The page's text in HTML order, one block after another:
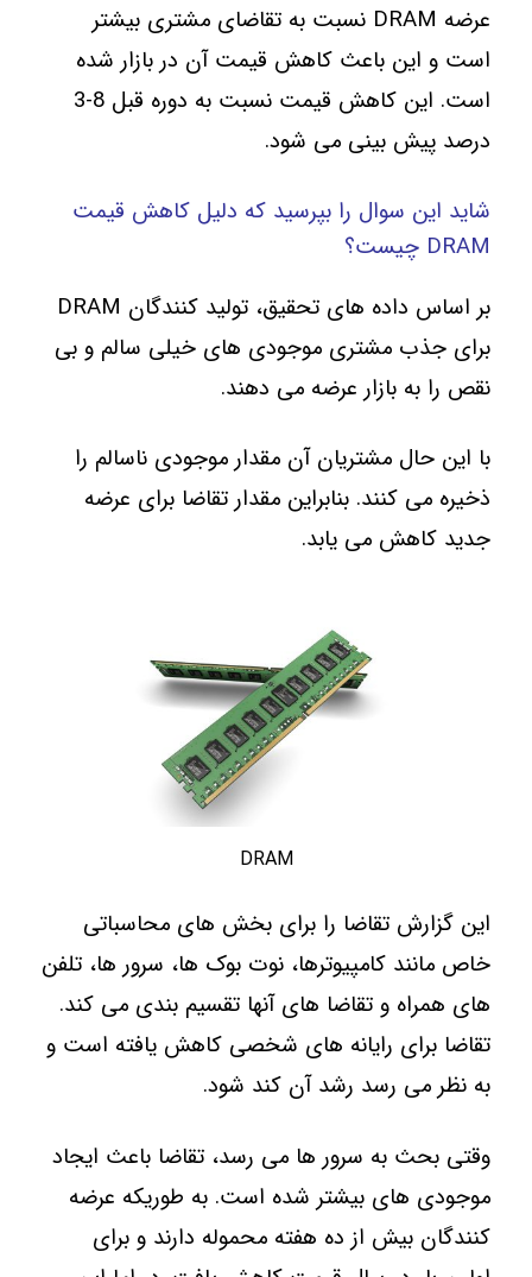
عرضه DRAM نسبت به تقاضای مشتری بیشتر
است و این باعث کاهش قیمت آن در بازار شده
است. این کاهش قیمت نسبت به دوره قبل 8-3
درصد پیش بینی می شود.
شاید این سوال را بپرسید که دلیل کاهش قیمت
DRAM چیست؟
بر اساس داده های تحقیق، تولید کنندگان DRAM
برای جذب مشتری موجودی های خیلی سالم و بی
نقص را به بازار عرضه می دهند.
با این حال مشتریان آن مقدار موجودی ناسالم را
ذخیره می کنند. بنابراین مقدار تقاضا برای عرضه
جدید کاهش می یابد.
DRAM
این گزارش تقاضا را برای بخش های محاسباتی
خاص مانند کامپیوترها، نوت بوک ها، سرور ها، تلفن
های همراه و تقاضا های آنها تقسیم بندی می کند.
تقاضا برای رایانه های شخصی کاهش یافته است و
به نظر می رسد رشد آن کند شود.
وقتی بحث به سرور ها می رسد، تقاضا باعث ایجاد
موجودی های بیشتر شده است. به طوریکه عرضه
کنندگان بیش از ده هفته محموله دارند و برای